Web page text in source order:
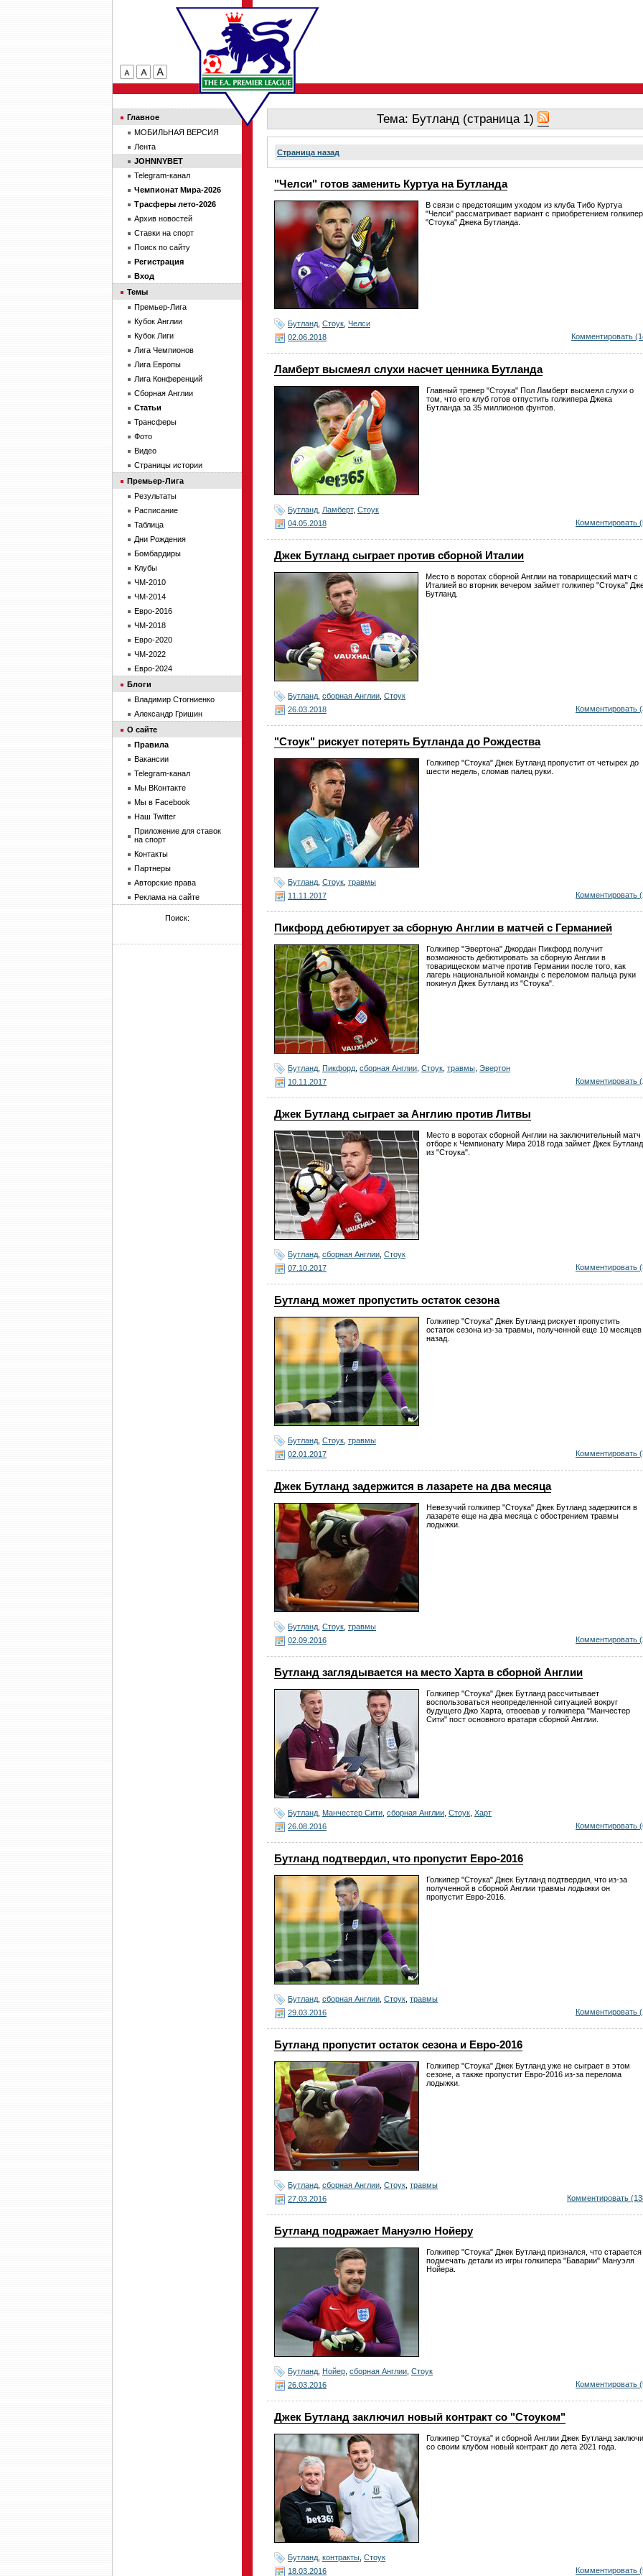
Тема: Бутланд (страница 1)
Страница назад
"Челси" готов заменить Куртуа на Бутланда
В связи с предстоящим уходом из клуба Тибо Куртуа
"Челси" рассматривает вариант с приобретением
"Стоука" Джека Бутланда.
Бутланд Стоук Челси
02.06.2018
Комментировать
Ламберт высмеял слухи насчет ценника Бутланда
Главный тренер "Стоука" Пол Ламберт высмеял слухи о
том, что его клуб готов отпустить голкипера Джека
Бутланда за 35 миллионов фунтов.
Бутланд Ламберт, Стоук
04.05.2018
Комментировать
Джек Бутланд сыграет против сборной Италии
Место в воротах сборной Англии на товарищеский матч с
Италией во вторник вечером займет голкипер "Стоука"
Бутланд.
Бутланд сборная Англии Стоук
26.03.2018
Комментировать
"Стоук" рискует потерять Бутланда до Рождества
Голкипер "Стоука" Джек Бутланд пропустит от четырех до
шести недель, сломав палец руки.
Бутланд Стоук травмы
11.11.2017
Комментировать
Пикфорд дебютирует за сборную Англии в матчей с Германией
Голкипер "Эвертона" Джордан Пикфорд получит
возможность дебютировать за сборную Англии в
товарищеском матче против Германии после того, как
лагерь национальной команды с переломом пальца руки
покинул Джек Бутланд из "Стоука".
Бутланд Пикфорд сборная Англии Стоук травмы Эвертон
10.11.2017
Комментировать
Джек Бутланд сыграет за Англию против Литвы
Место в воротах сборной Англии на заключительный матч
отборе к Чемпионату Мира 2018 года займет Джек Бутланд
из "Стоука".
Бутланд сборная Англии Стоук
07.10.2017
Комментировать
Бутланд может пропустить остаток сезона
Голкипер "Стоука" Джек Бутланд рискует пропустить
остаток сезона из-за травмы, полученной еще 10 месяцев
назад.
Бутланд Стоук травмы
02.01.2017
Комментировать
Джек Бутланд задержится в лазарете на два месяца
Невезучий голкипер "Стоука" Джек Бутланд задержится в
лазарете еще на два месяца с обострением травмы
лодыжки.
Бутланд Стоук травмы
02.09.2016
Комментировать
Бутланд заглядывается на место Харта в сборной Англии
Голкипер "Стоука" Джек Бутланд рассчитывает
воспользоваться неопределенной ситуацией вокруг
будущего Джо Харта, отвоевав у голкипера "Манчестер
Сити" пост основного вратаря сборной Англии.
Бутланд Манчестер Сити сборная Англии Стоук Харт
26.08.2016
Комментировать
Бутланд подтвердил, что пропустит Евро-2016
Голкипер "Стоука" Джек Бутланд подтвердил, что из-за
полученной в сборной Англии травмы лодыжки он
пропустит Евро-2016.
Бутланд сборная Англии Стоук травмы
29.03.2016
Комментировать
Бутланд пропустит остаток сезона и Евро-2016
Голкипер "Стоука" Джек Бутланд уже не сыграет в этом
сезоне, а также пропустит Евро-2016 из-за перелома
лодыжки.
Бутланд сборная Англии Стоук травмы
27.03.2016
Комментировать
Бутланд подражает Мануэлю Нойеру
Голкипер "Стоука" Джек Бутланд признался, что старается
подмечать детали из игры голкипера "Баварии" Мануэля
Нойера.
Бутланд Нойер сборная Англии Стоук
26.03.2016
Комментировать
Джек Бутланд заключил новый контракт со "Стоуком"
Голкипер "Стоука" и сборной Англии Джек Бутланд
со своим клубом новый контракт до лета 2021 года.
Бутланд контракты Стоук
18.03.2016
Комментировать
Главное
МОБИЛЬНАЯ ВЕРСИЯ
Лента
JOHNNYBET
Telegram-канал
Чемпионат Мира-2026
Трасферы лето-2026
Архив новостей
Ставки на спорт
Поиск по сайту
Регистрация
Вход
Темы
Премьер-Лига
Кубок Англии
Кубок Лиги
Лига Чемпионов
Лига Европы
Лига Конференций
Сборная Англии
Статьи
Трансферы
Фото
Видео
Страницы истории
Премьер-Лига
Результаты
Расписание
Таблица
Дни Рождения
Бомбардиры
Клубы
ЧМ-2010
ЧМ-2014
Евро-2016
ЧМ-2018
Евро-2020
ЧМ-2022
Евро-2024
Блоги
Владимир Стогниенко
Александр Гришин
О сайте
Правила
Вакансии
Telegram-канал
Мы ВКонтакте
Мы в Facebook
Наш Twitter
Приложение для ставок
на спорт
Контакты
Партнеры
Авторские права
Реклама на сайте
Поиск: